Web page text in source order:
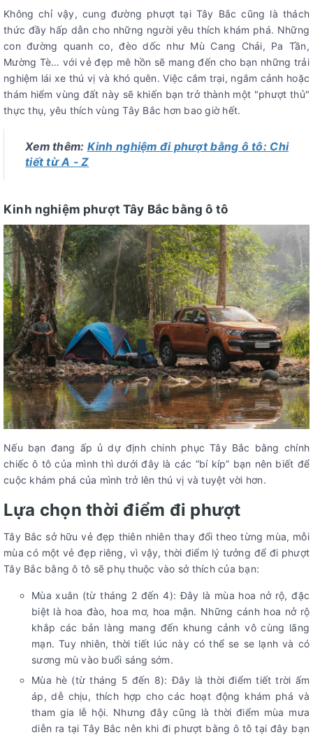
Không chỉ vậy, cung đường phượt tại Tây Bắc cũng là thách
thức đầy hấp dẫn cho những người yêu thích khám phá. Những
con đường quanh co, đèo dốc như Mù Cang Chải, Pa Tần,
Mường Tè… với vẻ đẹp mê hồn sẽ mang đến cho bạn những trải
nghiệm lái xe thú vị và khó quên. Việc cắm trại, ngắm cảnh hoặc
thám hiểm vùng đất này sẽ khiến bạn trở thành một "phượt thủ"
thực thụ, yêu thích vùng Tây Bắc hơn bao giờ hết.
Xem thêm: Kinh nghiệm đi phượt bằng ô tô: Chi
tiết từ A - Z
Kinh nghiệm phượt Tây Bắc bằng ô tô
Nếu bạn đang ấp ủ dự định chinh phục Tây Bắc bằng chính
chiếc ô tô của mình thì dưới đây là các “bí kíp” bạn nên biết để
cuộc khám phá của mình trở lên thú vị và tuyệt vời hơn.
Lựa chọn thời điểm đi phượt
Tây Bắc sở hữu vẻ đẹp thiên nhiên thay đổi theo từng mùa, mỗi
mùa có một vẻ đẹp riêng, vì vậy, thời điểm lý tưởng để đi phượt
Tây Bắc bằng ô tô sẽ phụ thuộc vào sở thích của bạn:
Mùa xuân (từ tháng 2 đến 4): Đây là mùa hoa nở rộ, đặc
biệt là hoa đào, hoa mơ, hoa mận. Những cánh hoa nở rộ
khắp các bản làng mang đến khung cảnh vô cùng lãng
mạn. Tuy nhiên, thời tiết lúc này có thể se se lạnh và có
sương mù vào buổi sáng sớm.
Mùa hè (từ tháng 5 đến 8): Đây là thời điểm tiết trời ấm
áp, dễ chịu, thích hợp cho các hoạt động khám phá và
tham gia lễ hội. Nhưng đây cũng là thời điểm mùa mưa
diễn ra tại Tây Bắc nên khi đi phượt bằng ô tô tại đây bạn